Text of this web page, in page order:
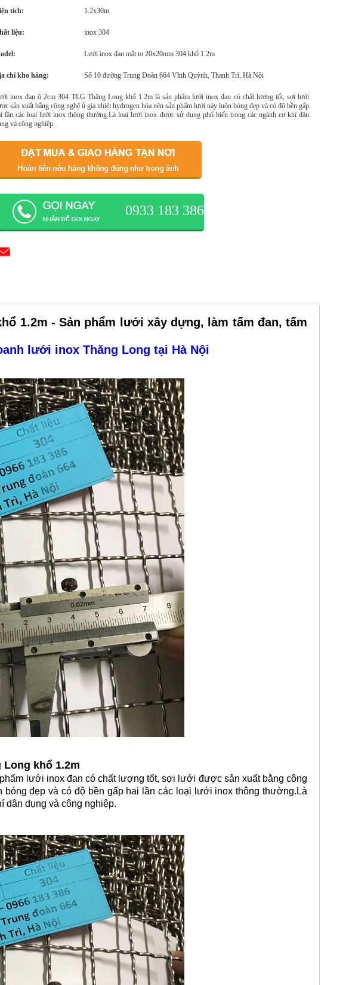
tích: 1.2x30m
liệu: inox 304
Lưới inox đan mắt to 20x20mm 304 khổ 1.2m
chỉ kho hàng: Số 10 đường Trung Đoàn 664 Vĩnh Quỳnh, Thanh Trì, Hà Nội
inox đan ô 2cm 304 TLG Thăng Long khổ 1.2m là sản phẩm lưới inox đan có chất lượng tốt, sợi lưới
sản xuất bằng công nghệ ủ gia nhiệt hydrogen hóa nên sản phẩm lưới này luôn bóng đẹp và có độ bền gấp
lần các loại lưới inox thông thường.Là loại lưới inox được sử dụng phổ biến trong các ngành cơ khí dân
và công nghiệp.
0933 183 386
1.2m - Sản phẩm lưới xây dựng, làm tấm đan, tấm
lưới inox Thăng Long tại Hà Nội
khổ 1.2m
lưới inox đan có chất lượng tốt, sợi lưới được sản xuất bằng công
đẹp và có độ bền gấp hai lần các loại lưới inox thông thường.Là
dân dụng và công nghiệp.